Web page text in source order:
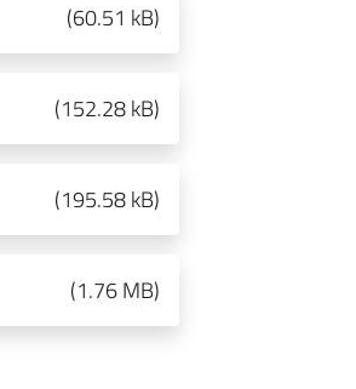
(60.51 kB)
(152.28 kB)
(195.58 kB)
(1.76 MB)